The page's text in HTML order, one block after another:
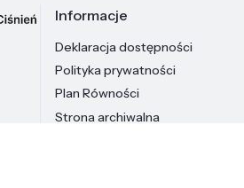
Informacje
Deklaracja dostępności
Polityka prywatności
Plan Równości
Strona archiwalna